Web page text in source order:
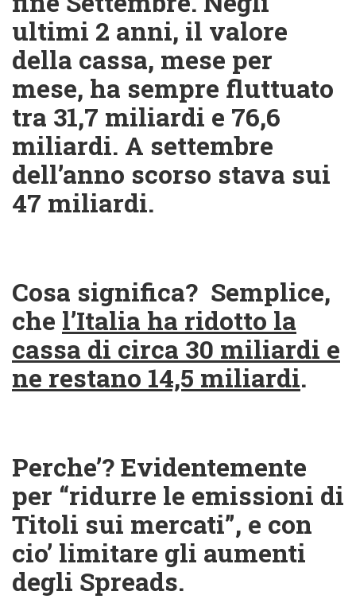
ultimi 2 anni, il valore
della cassa, mese per
mese, ha sempre fluttuato
tra 31,7 miliardi e 76,6
miliardi. A settembre
dell’anno scorso stava sui
47 miliardi.
Cosa significa? Semplice,
che l’Italia ha ridotto la
cassa di circa 30 miliardi e
ne restano 14,5 miliardi.
Perche’? Evidentemente
per “ridurre le emissioni di
Titoli sui mercati”, e con
cio’ limitare gli aumenti
degli Spreads.